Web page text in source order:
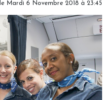
le Mardi 6 Novembre 2018 à 23:45